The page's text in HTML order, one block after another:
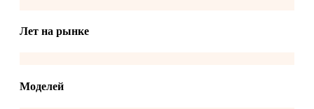
Лет на рынке
Моделей